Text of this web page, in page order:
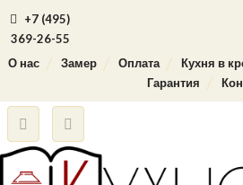
+7 (495)
369-26-55
О нас
Замер Оплата Кухня в
Гарантия